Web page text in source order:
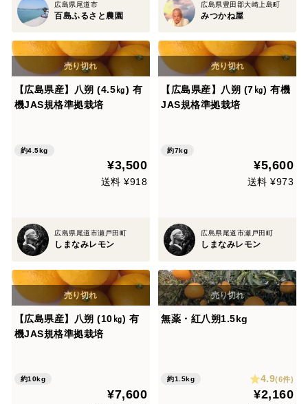
広島県尾道市
百島ふるさと農園
広島県豊田郡大崎上島町
みつかね屋
【広島県産】八朔 (4.5㎏) 有
機JAS規格準拠栽培
約4.5kg
¥3,500
送料 ¥918
広島県尾道市瀬戸田町
しまなみレモン
【広島県産】八朔 (7㎏) 有機
JAS規格準拠栽培
約7kg
¥5,600
送料 ¥973
広島県尾道市瀬戸田町
しまなみレモン
【広島県産】八朔 (10㎏) 有
機JAS規格準拠栽培
約10kg
¥7,600
無薬・紅八朔1.5kg
約1.5kg 4.9(6件)
¥2,160